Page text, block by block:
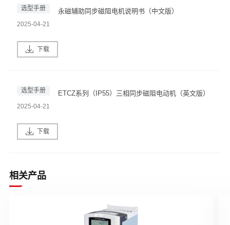
选型手册 永磁辅助同步磁阻电机说明书（中文版）
2025-04-21
下载
选型手册 ETCZ系列（IP55）三相同步磁阻电动机（英文版）
2025-04-21
下载
相关产品